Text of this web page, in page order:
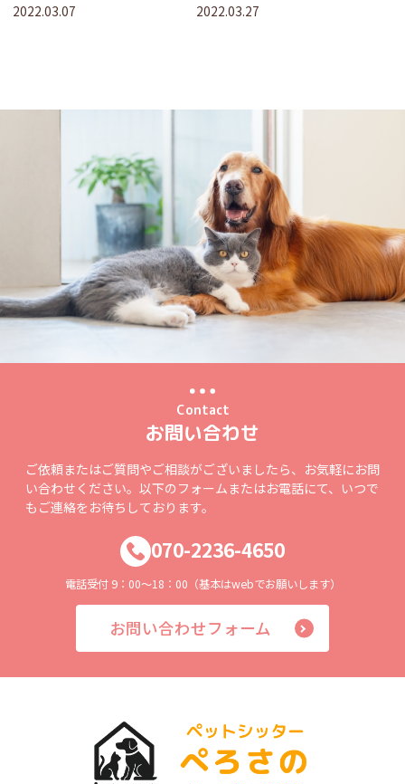
2022.03.07
2022.03.27
Contact
お問い合わせ
ご依頼またはご質問やご相談がございましたら、お気軽にお問
い合わせください。以下のフォームまたはお電話にて、いつで
もご連絡をお待ちしております。
070-2236-4650
電話受付 9：00～18：00（基本はwebでお願いします）
お問い合わせフォーム